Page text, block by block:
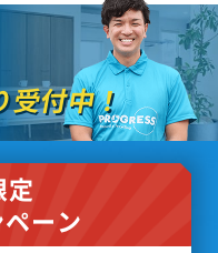
受付中！
定
ーン